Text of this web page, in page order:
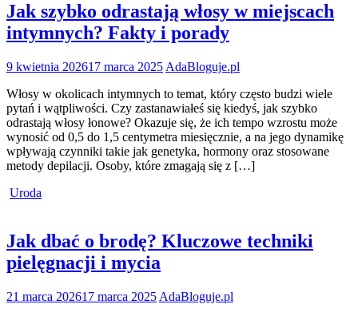
Jak szybko odrastają włosy w miejscach
intymnych? Fakty i porady
9 kwietnia 202617 marca 2025 AdaBloguje.pl
Włosy w okolicach intymnych to temat, który często budzi wiele
pytań i wątpliwości. Czy zastanawiałeś się kiedyś, jak szybko
odrastają włosy łonowe? Okazuje się, że ich tempo wzrostu może
wynosić od 0,5 do 1,5 centymetra miesięcznie, a na jego dynamikę
wpływają czynniki takie jak genetyka, hormony oraz stosowane
metody depilacji. Osoby, które zmagają się z […]
Uroda
Jak dbać o brodę? Kluczowe techniki
pielęgnacji i mycia
21 marca 202617 marca 2025 AdaBloguje.pl